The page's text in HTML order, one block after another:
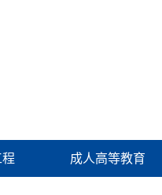
成人高等教育